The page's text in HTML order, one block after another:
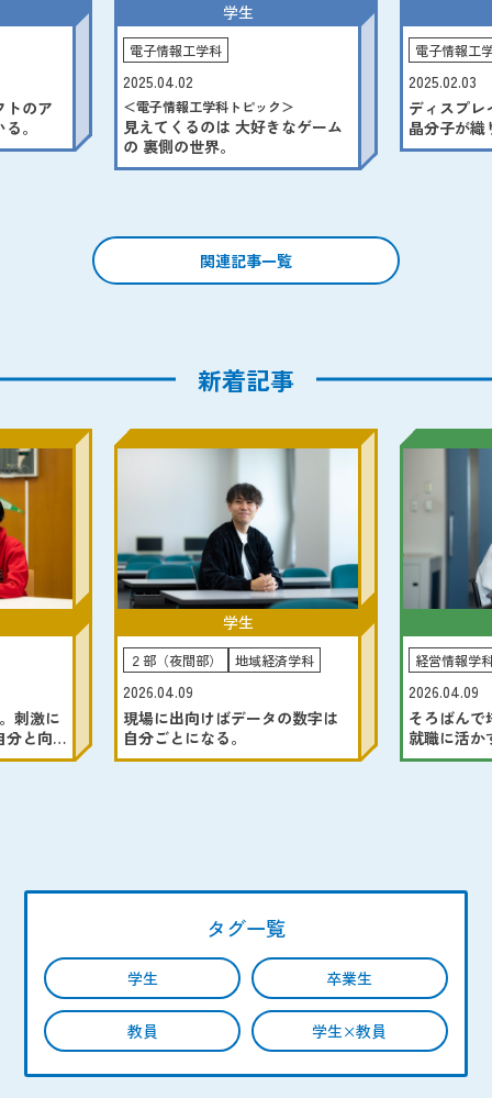
トのア
。
学生
電子情報工学科
2025.04.02
＜電子情報工学科トピック＞
見えてくるのは 大好きなゲーム
の 裏側の世界。
電子情報工
2025.02.03
ディスプ
晶分子が織
せられて。
関連記事一覧
新着記事
刺激に
分と向
学生
２部（夜間部） 地域経済学科
2026.04.09
現場に出向けばデータの数字は
自分ごとになる。
経営情報学
2026.04.09
そろばんで
就職に活か
タグ一覧
学生 卒業生
教員 学生×教員